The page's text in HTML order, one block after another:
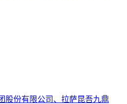
股份有限公司、拉萨昆吾九鼎